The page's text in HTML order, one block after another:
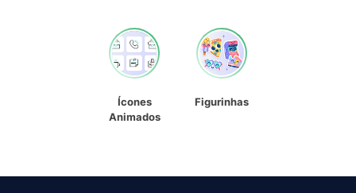
Ícones
Animados
Figurinhas